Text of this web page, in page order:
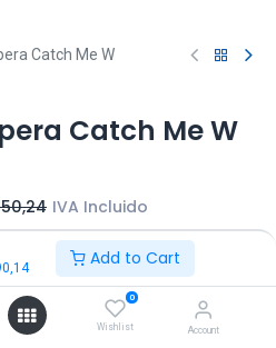
Add to Cart
0
Wishlist Account
Catch Me W
Catch Me W
IVA Incluido